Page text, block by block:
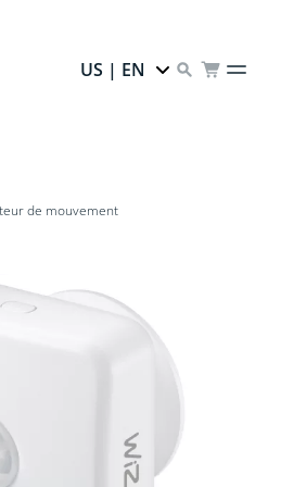
US | EN
de mouvement